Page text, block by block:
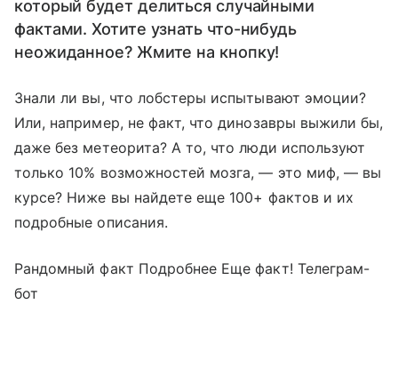
который будет делиться случайными
фактами. Хотите узнать что-нибудь
неожиданное? Жмите на кнопку!
Знали ли вы, что лобстеры испытывают эмоции?
Или, например, не факт, что динозавры выжили бы,
даже без метеорита? А то, что люди используют
только 10% возможностей мозга, — это миф, — вы
курсе? Ниже вы найдете еще 100+ фактов и их
подробные описания.
Рандомный факт Подробнее Еще факт! Телеграм-
бот